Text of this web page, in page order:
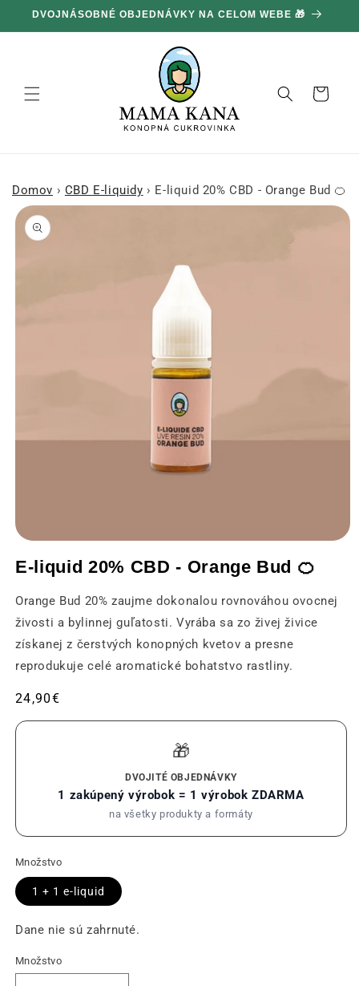
a prejsť
na obsah
DVOJNÁSOBNÉ OBJEDNÁVKY NA CELOM WEBE 🎁
Košík
Domov › CBD E-liquidy › E-liquid 20% CBD - Orange Bud 🍊
Prejsť na
informácie
o produkte
médií
1
modálnom
okne
E-liquid 20% CBD - Orange Bud 🍊
Orange Bud 20% zaujme dokonalou rovnováhou ovocnej
živosti a bylinnej guľatosti. Vyrába sa zo živej živice
získanej z čerstvých konopných kvetov a presne
reprodukuje celé aromatické bohatstvo rastliny.
Obvyklá
cena
24,90€
🎁
DVOJITÉ OBJEDNÁVKY
1 zakúpený výrobok = 1 výrobok ZDARMA
na všetky produkty a formáty
Množstvo
1 + 1 e-liquid
Dane nie sú zahrnuté.
Množstvo